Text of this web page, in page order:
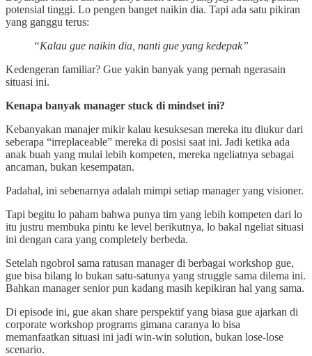
potensial tinggi. Lo pengen banget naikin dia. Tapi ada satu pikiran
yang ganggu terus:
“Kalau gue naikin dia, nanti gue yang kedepak”
Kedengeran familiar? Gue yakin banyak yang pernah ngerasain
situasi ini.
Kenapa banyak manager stuck di mindset ini?
Kebanyakan manajer mikir kalau kesuksesan mereka itu diukur dari
seberapa “irreplaceable” mereka di posisi saat ini. Jadi ketika ada
anak buah yang mulai lebih kompeten, mereka ngeliatnya sebagai
ancaman, bukan kesempatan.
Padahal, ini sebenarnya adalah mimpi setiap manager yang visioner.
Tapi begitu lo paham bahwa punya tim yang lebih kompeten dari lo
itu justru membuka pintu ke level berikutnya, lo bakal ngeliat situasi
ini dengan cara yang completely berbeda.
Setelah ngobrol sama ratusan manager di berbagai workshop gue,
gue bisa bilang lo bukan satu-satunya yang struggle sama dilema ini.
Bahkan manager senior pun kadang masih kepikiran hal yang sama.
Di episode ini, gue akan share perspektif yang biasa gue ajarkan di
corporate workshop programs gimana caranya lo bisa
memanfaatkan situasi ini jadi win-win solution, bukan lose-lose
scenario.